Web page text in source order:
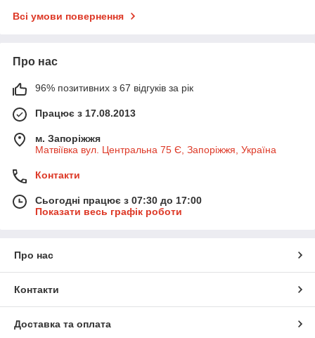
Всі умови повернення
Про нас
96% позитивних з 67 відгуків за рік
Працює з 17.08.2013
м. Запоріжжя
Матвіївка вул. Центральна 75 Є, Запоріжжя, Україна
Контакти
Сьогодні працює з 07:30 до 17:00
Показати весь графік роботи
Про нас
Контакти
Доставка та оплата